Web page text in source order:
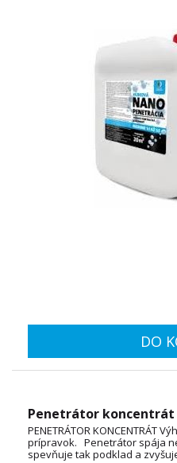
DO
Penetrátor koncentrát
PENETRÁTOR KONCENTRÁT
prípravok. Penetrátor spája
spevňuje tak podklad a